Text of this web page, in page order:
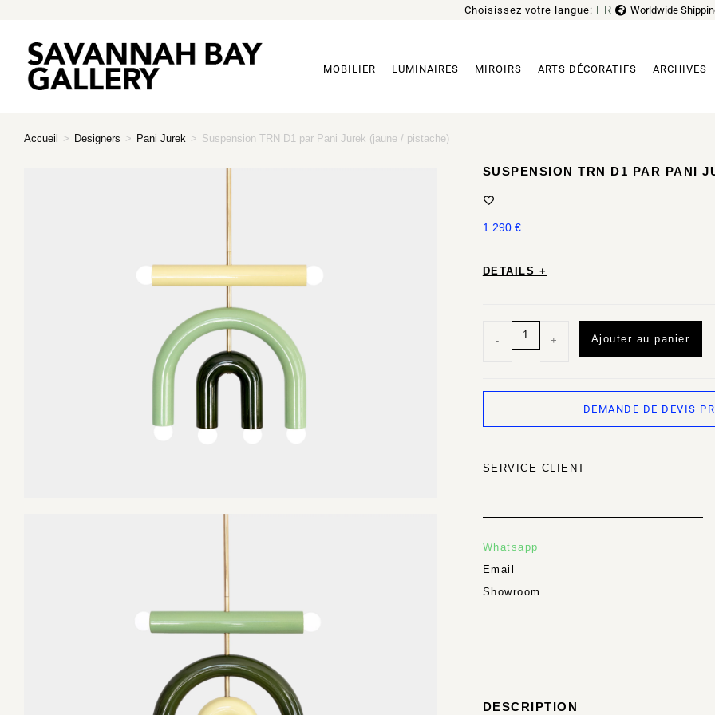
Choisissez votre langue: FR
EN Worldwide
MOBILIER LUMINAIRES MIROIRS ARTS DÉCORATIFS ARCHIVES
Accueil > Designers > Pani Jurek > Suspension TRN D1 par Pani Jurek (jaune / pistache)
SUSPENSION TRN D1 PAR PANI
1 290 €
DETAILS +
- + Ajouter au panier
DEMANDE DE DEVIS
SERVICE CLIENT
Whatsapp
Email
Showroom
DESCRIPTION